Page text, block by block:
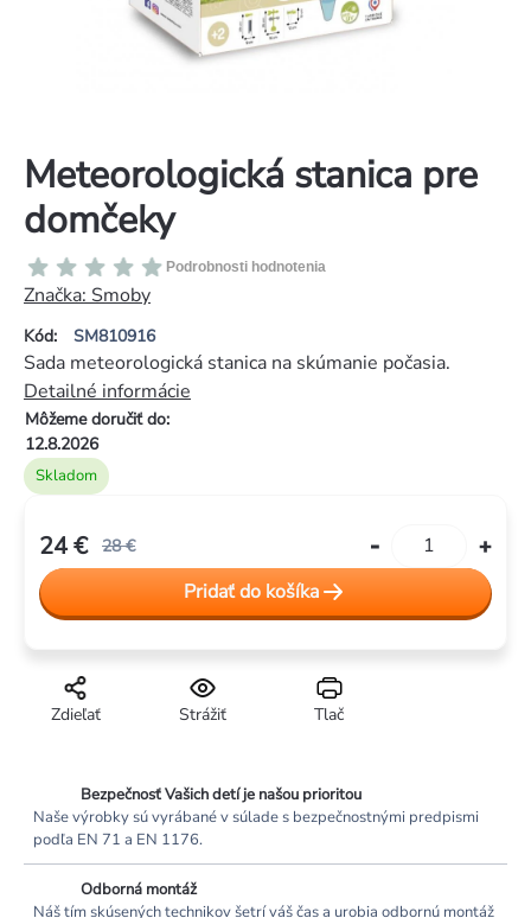
Meteorologická stanica pre
domčeky
Kód: SM810916
Priemerné
hodnotenie
produktu
je
0,0
z
5
hviezdičiek.
Podrobnosti hodnotenia
Značka: Smoby
Skladom
Môžeme doručiť do:
12.8.2026
Sada meteorologická stanica na skúmanie počasia.
Detailné informácie
Tlač
Strážiť
Zdieľať
28 €
24 €
Jednotková
cena:
Pridať do košíka
Bezpečnosť Vašich detí je našou prioritou
Naše výrobky sú vyrábané v súlade s bezpečnostnými predpismi
podľa EN 71 a EN 1176.
Odborná montáž
Náš tím skúsených technikov šetrí váš čas a urobia odbornú montáž